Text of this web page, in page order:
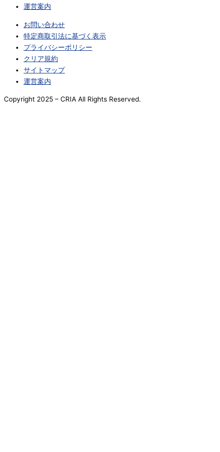
運営案内
お問い合わせ
特定商取引法に基づく表示
プライバシーポリシー
クリア規約
サイトマップ
運営案内
Copyright 2025 – CRIA All Rights Reserved.